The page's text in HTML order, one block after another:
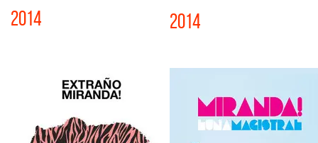
2014 2014